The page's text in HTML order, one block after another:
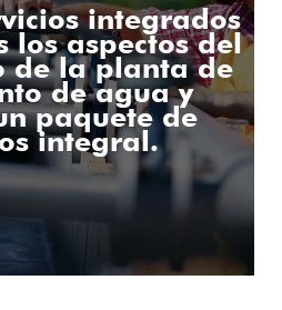
integrados
los aspectos del
de la planta de
de agua y
paquete de
integral.